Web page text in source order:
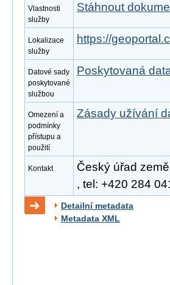
Vlastnosti
služby
Stáhnout
Lokalizace
služby
https://
Datové sady
poskytované
službou
Poskytovaná
Omezení a
podmínky
přístupu a
použití
Zásady užívání
Kontakt
Český úřad
, tel: +420 284
Detailní metadata
Metadata XML